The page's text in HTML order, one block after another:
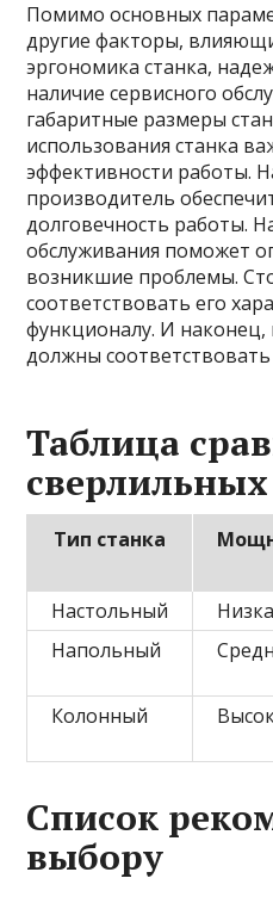
Помимо основных
другие факторы,
эргономика станка,
наличие сервисного
габаритные размеры
использования станка
эффективности работы.
производитель
долговечность работы.
обслуживания поможет
возникшие проблемы.
соответствовать его
функционалу. И
должны
Таблица
Тип станка
Настольный
Напольный
Колонный
Список
выбору